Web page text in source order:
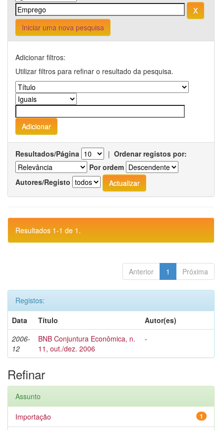
Iniciar uma nova pesquisa
Adicionar filtros:
Utilizar filtros para refinar o resultado da pesquisa.
Resultados/Página | Ordenar registos por:
Por ordem
Autores/Registo
Resultados 1-1 de 1.
Anterior 1 Próxima
Registos:
Data
Título
Autor(es)
2006-
12
BNB Conjuntura Econômica, n.
11, out./dez. 2006
-
Refinar
Assunto
1
Importação